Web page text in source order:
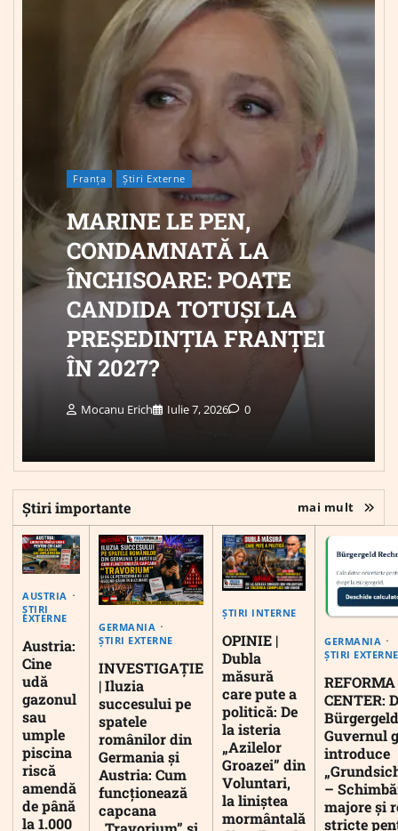
Franța Știri Externe
MARINE LE PEN,
CONDAMNATĂ LA
ÎNCHISOARE: POATE
CANDIDA TOTUȘI LA
PREȘEDINȚIA FRANȚEI
ÎN 2027?
Mocanu Erich Iulie 7, 2026 0
Știri importante mai mult
AUSTRIA
ȘTIRI
EXTERNE
Austria:
Cine
udă
gazonul
sau
umple
piscina
riscă
amendă
de până
la 1.000
GERMANIA
ȘTIRI EXTERNE
INVESTIGAȚIE
| Iluzia
succesului pe
spatele
românilor din
Germania și
Austria: Cum
funcționează
capcana
ȘTIRI INTERNE
OPINIE |
Dubla
măsură
care pute a
politică: De
la isteria
„Azilelor
Groazei” din
Voluntari,
la liniștea
mormântală
GERMANIA
ȘTIRI EXTERNE
CENTER:
Guvernul
introduce
–
majore și
stricte